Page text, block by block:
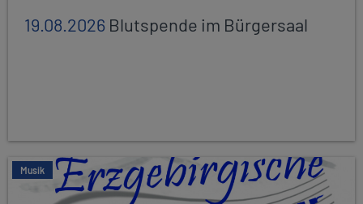
19.08.2026 Blutspende im Bürgersaal
Musik